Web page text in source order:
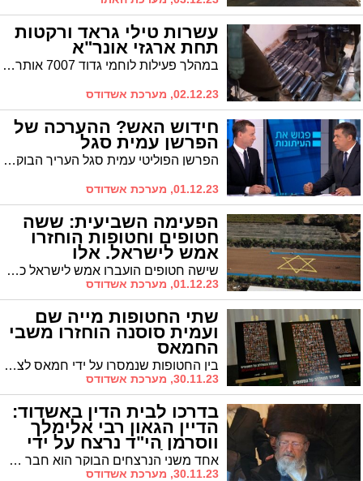
עשרות טילי גראד ורקטות
תחת ארגזי אונר"א
במהלך פעילות לוחמי גדוד 7007 אותרו עשרות רקטות שהוחבאו תחת ארגזי אונר"א בצפון הרצועה.
02.12.23, מערכת אשדודס
חידוש האש? ההערכה של
הפרשן עמית סגל
הפרשן הפוליטי עמית סגל העריך הבוקר (שישי) כי גם אם יהיו עוד הפוגות המלחמה תימשך.
01.12.23, מערכת אשדודס
הפעימה השביעית: ששה
חטופים וחטופות הוחזרו
אמש לישראל. אלו
שמותיהם וסיפוריהם שישה חטופים הועברו אמש לישראל כחלק מהפעימה השביעית של עסקת השבויים. אלו שמותיהם: עאישה אל-זיאדנה ואחיה בלאל, נילי מרגלית, שני גורן, אילנה גריצ'בסקי, וספיר כהן. מוקדם יותר שבו לישראל מייה שם ועמית סוסנה.
01.12.23, מערכת אשדודס
שתי החטופות מייה שם
ועמית סוסנה הוחזרו משבי
החמאס
בין החטופות שנמסרו על ידי חמאס לצלב האדום - מייה שם (21) שנחטפה מהמסיבה ברעים. מייה הופיעה בסרטון שפרסם חמאס.
30.11.23, מערכת אשדודס
בדרכו לבית הדין באשדוד:
הדיין הגאון רבי אלימלך
ווסרמן הי"ד נרצח על ידי
המחבלים אחד משני הנרצחים הבוקר הוא חבר בית הדין הרבני באשדוד הדיין הגאון רבי אלימלך ווסרמן הי"ד, מחשובי הרבנים בחסידות בעלזא, שהיה בדרכו לבית הדין בעיר ונרצח על ידי המחבלים
30.11.23, מערכת אשדודס